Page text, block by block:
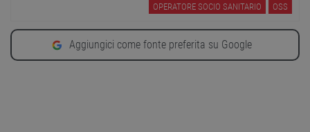
OPERATORE SOCIO SANITARIO OSS
Aggiungici come fonte preferita su Google